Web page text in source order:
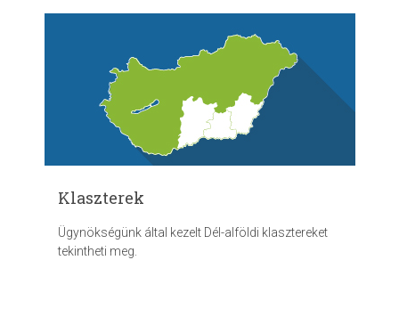
Klaszterek
Ügynökségünk által kezelt Dél-alföldi klasztereket
tekintheti meg.